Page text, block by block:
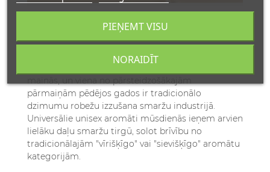
UNIVERSĀLI UNISEX AROMĀTI:
PARFIMĒRIJAS REVOLŪCIJA IKVIENAM
pārmaiņām pēdējos gados ir tradicionālo
dzimumu robežu izzušana smaržu industrijā.
Universālie unisex aromāti mūsdienās ieņem arvien
lielāku daļu smaržu tirgū, solot brīvību no
tradicionālajām "vīrišķīgo" vai "sievišķīgo" aromātu
kategorijām.
NORAIDĪT
PIEŅEMT VISU